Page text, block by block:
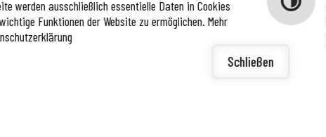
-
Stand
Ihnen Benachrichtigunge
werden ausschließlich essentielle Daten in Cookies
Funktionen der Website zu ermöglichen. Mehr
Schließen